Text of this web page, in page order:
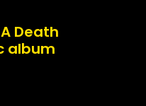
Death
album